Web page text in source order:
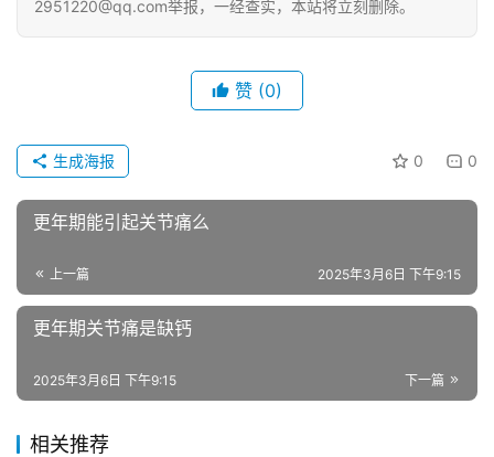
2951220@qq.com举报，一经查实，本站将立刻删除。
赞 (0)
0 0
生成海报
更年期能引起关节痛么
上一篇 2025年3月6日 下午9:15
更年期关节痛是缺钙
下一篇
2025年3月6日 下午9:15
相关推荐